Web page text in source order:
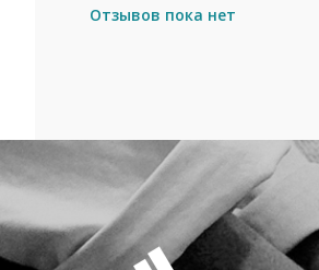
Отзывов пока нет